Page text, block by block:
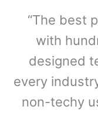
“The best
with
designed
every
non-techy